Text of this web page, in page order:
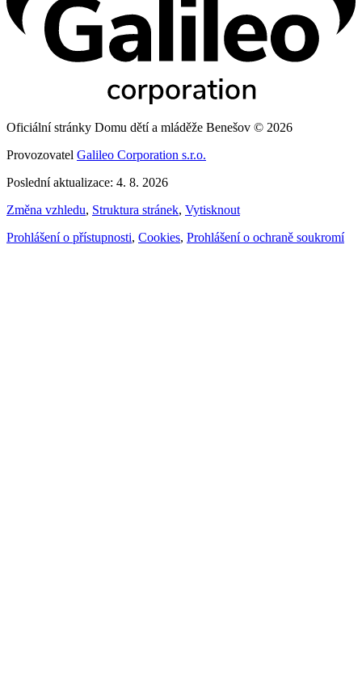
Oficiální stránky Domu dětí a mláděže Benešov © 2026
Provozovatel Galileo Corporation s.r.o.
Poslední aktualizace: 4. 8. 2026
Změna vzhledu, Struktura stránek, Vytisknout
Prohlášení o přístupnosti, Cookies, Prohlášení o ochraně soukromí